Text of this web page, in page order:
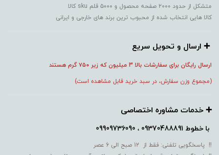
متشکل از حدود ۲۰۰۰ صفحه محصول و ۵۰۰۰ قلم sku کالا
کالا هایی انتخاب شده از محبوب ترین برند های خارجی و ایرانی
➕️ ارسال و تحویل سریع
ارسال رایگان برای سفارشات بالا 3 میلیون که زیر ۷۵۰ گرم هستند
(مجموع وزن سفارش، در سبد خرید قابل مشاهده است)
➕️ خدمات مشاوره اختصاصی
با خطوط 09370488891 ، 09909736090
!! پاسخگویی تلفنی: فقط از 12 صبح الی 6 عصر